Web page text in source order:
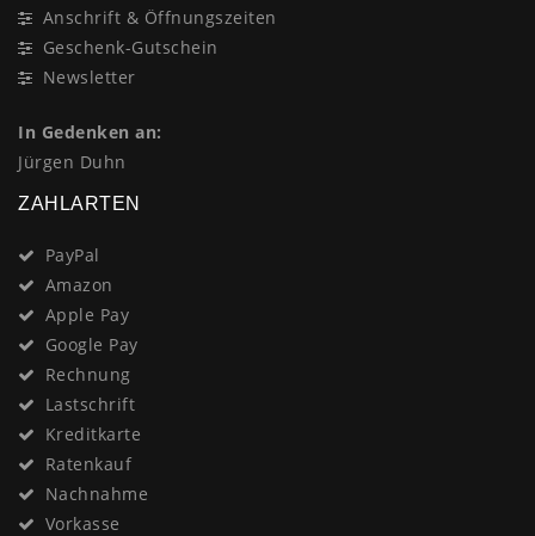
Anschrift & Öffnungszeiten
Geschenk-Gutschein
Newsletter
In Gedenken an:
Jürgen Duhn
ZAHLARTEN
PayPal
Amazon
Apple Pay
Google Pay
Rechnung
Lastschrift
Kreditkarte
Ratenkauf
Nachnahme
Vorkasse